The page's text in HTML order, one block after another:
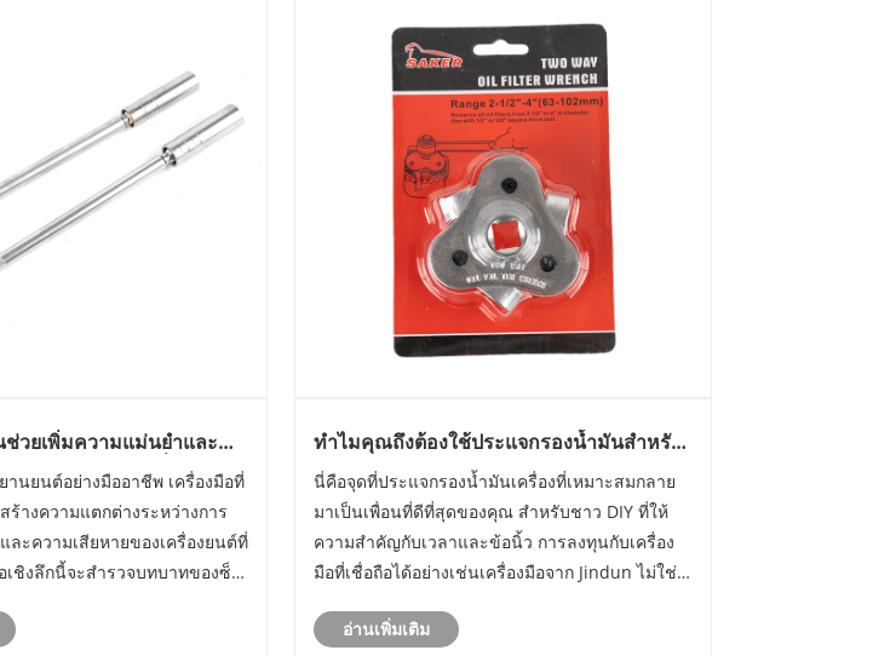
ช่วยเพิ่มความแม่นยำและ
ารบำรุงรักษาเครื่องยนต์
านยนต์อย่างมืออาชีพ เครื่องมือที่
ร้างความแตกต่างระหว่างการ
ะความเสียหายของเครื่องยนต์ที่
เชิงลึกนี้จะสำรวจบทบาทของซ็
ธีที่ Saker มอบความน่าเชื่อถือ
ทำไมคุณถึงต้องใช้ประแจกรองน้ำมันสำหรับ
การบำรุงรักษารถยนต์ DIY
นี่คือจุดที่ประแจกรองน้ำมันเครื่องที่เหมาะสมกลาย
มาเป็นเพื่อนที่ดีที่สุดของคุณ สำหรับชาว DIY ที่ให้
ความสำคัญกับเวลาและข้อนิ้ว การลงทุนกับเครื่อง
มือที่เชื่อถือได้อย่างเช่นเครื่องมือจาก Jindun ไม่ใช่
ทำไมเครื่องมือนี้ถึงเป็นตัวเปลี่ยนเกม และอะไรที่
อ่านเพิ่มเติม